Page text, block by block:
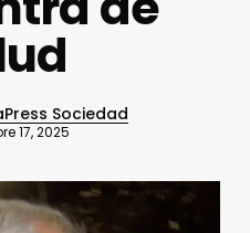
Sociedad
17, 2025